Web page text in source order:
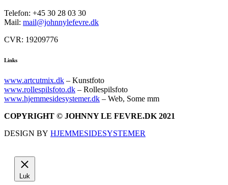
Telefon: +45 30 28 03 30
Mail: mail@johnnylefevre.dk
CVR: 19209776
Links
www.artcutmix.dk – Kunstfoto
www.rollespilsfoto.dk – Rollespilsfoto
www.hjemmesidesystemer.dk – Web, Some mm
COPYRIGHT © JOHNNY LE FEVRE.DK 2021
DESIGN BY HJEMMESIDESYSTEMER
Luk